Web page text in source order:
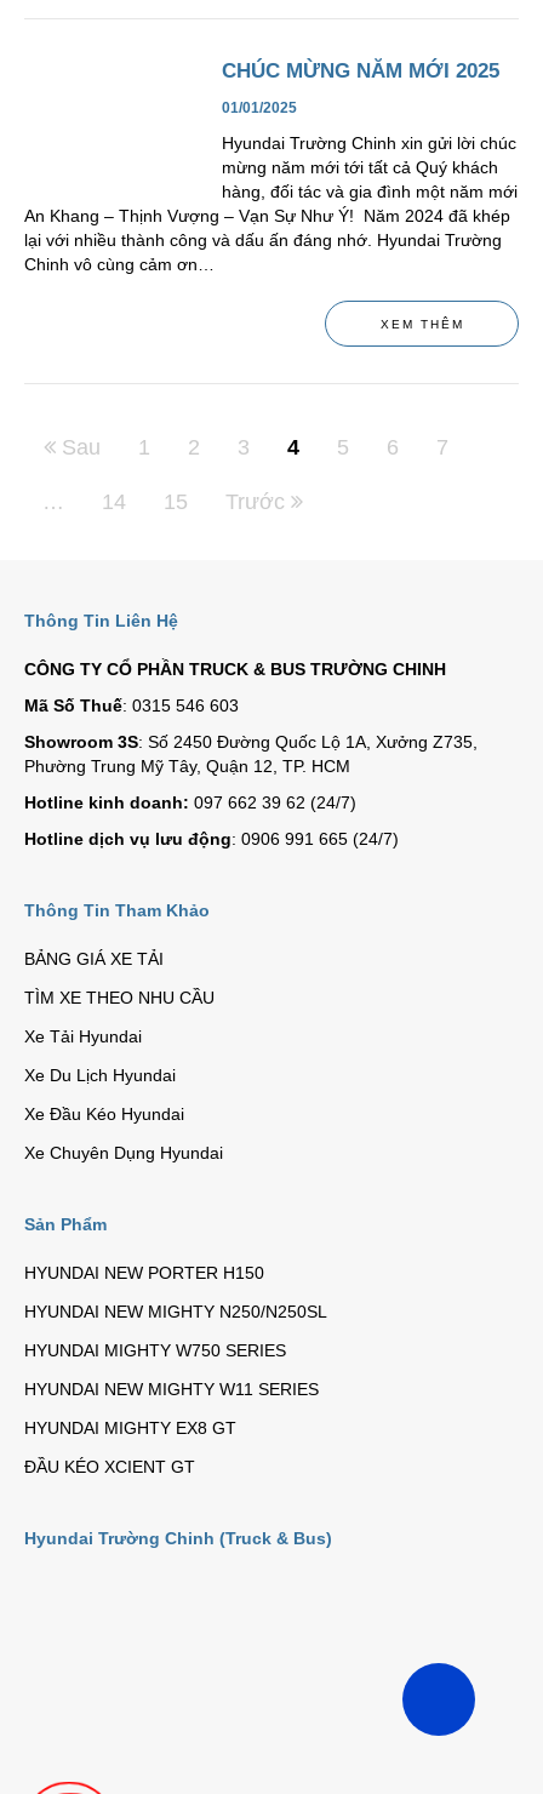
CHÚC MỪNG NĂM MỚI 2025
01/01/2025
Hyundai Trường Chinh xin gửi lời chúc
mừng năm mới tới tất cả Quý khách
hàng, đối tác và gia đình một năm mới
An Khang – Thịnh Vượng – Vạn Sự Như Ý! Năm 2024 đã khép
lại với nhiều thành công và dấu ấn đáng nhớ. Hyundai Trường
Chinh vô cùng cảm ơn…
XEM THÊM
Sau 1 2 3 4 5 6 7
… 14 15 Trước
Thông Tin Liên Hệ
CÔNG TY CỔ PHẦN TRUCK & BUS TRƯỜNG CHINH
Mã Số Thuế: 0315 546 603
Showroom 3S: Số 2450 Đường Quốc Lộ 1A, Xưởng Z735,
Phường Trung Mỹ Tây, Quận 12, TP. HCM
Hotline kinh doanh: 097 662 39 62 (24/7)
Hotline dịch vụ lưu động: 0906 991 665 (24/7)
Thông Tin Tham Khảo
BẢNG GIÁ XE TẢI
TÌM XE THEO NHU CẦU
Xe Tải Hyundai
Xe Du Lịch Hyundai
Xe Đầu Kéo Hyundai
Xe Chuyên Dụng Hyundai
Sản Phẩm
HYUNDAI NEW PORTER H150
HYUNDAI NEW MIGHTY N250/N250SL
HYUNDAI MIGHTY W750 SERIES
HYUNDAI NEW MIGHTY W11 SERIES
HYUNDAI MIGHTY EX8 GT
ĐẦU KÉO XCIENT GT
Hyundai Trường Chinh (Truck & Bus)